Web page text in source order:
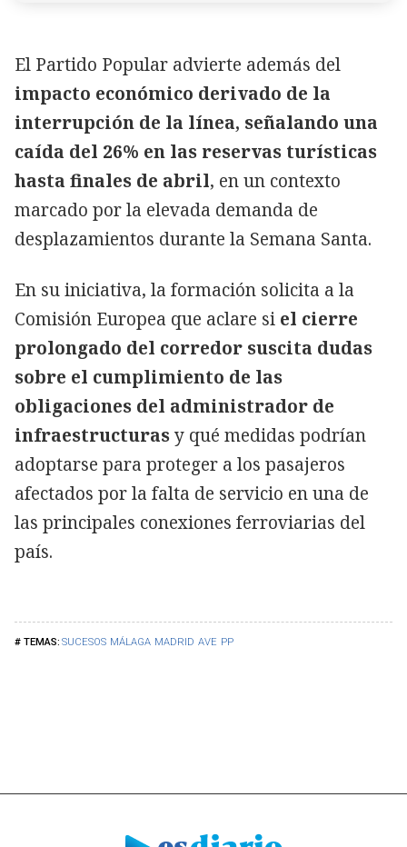
SUCESOS MÁLAGA MADRID AVE PP
El Partido Popular advierte además del
impacto económico derivado de la
interrupción de la línea, señalando una
caída del 26% en las reservas turísticas
hasta finales de abril, en un contexto
marcado por la elevada demanda de
desplazamientos durante la Semana Santa.
En su iniciativa, la formación solicita a la
Comisión Europea que aclare si el cierre
prolongado del corredor suscita dudas
sobre el cumplimiento de las
obligaciones del administrador de
infraestructurasy qué medidas podrían
adoptarse para proteger a los pasajeros
afectados por la falta de servicio en una de
las principales conexiones ferroviarias del
país.